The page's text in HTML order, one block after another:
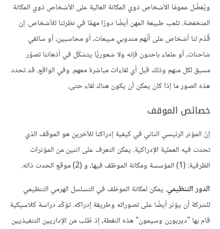
ويُفضَّل عمومًا الأشخاص ذوي المكانة العالية على الأشخاص ذوي المكانة
المنخفضة. تلعب طبيعة المهن أيضًا دورًا مهمًا في نظرتنا للأشخاص. إن
قُدّم لنا أشخاص على أنّهم مندوبي مبيعات، أو محاسبين، أو سائقي
شاحنات، أو علماء باحثون فإنه ولا شعوريًّا يتشكّل في أذهاننا تصوّر
مسبق لكل منهم وذلك قبل أي لقاءات مباشرة معهم. وفي الواقع، قد تحدد
هذه الصور ما إذا كان يمكن أن يكون هناك لقاء حتى.
خصائص الموقف
إنّ المؤثر الرئيسي الثاني في كيفية إدراكنا للآخرين هو الموقف الذي
تحدث فيه العملية الإدراكية. يمكن التعرف على اثنين من المؤثرات
الظرفية: (1) المؤسسة ومكانة الموظف فيها، و (2) موقع الحدث ذاته.
الدور التنظيمي. يمكن لمكانة الموظف في التسلسل الهرمي التنظيمي
للشركة أن يؤثر أيضًا على تصوراته وطريقة إدراكه. تؤكّد دراسة كلاسيكية
قام بها "ديربورن وسيمون" هذه النقطة، إذ طُلب من الإداريين التنفيذيين